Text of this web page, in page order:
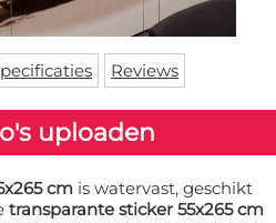
Reviews
uploaden
cm is watervast, geschikt
transparante sticker 55x265 cm